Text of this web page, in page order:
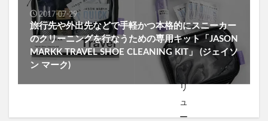
2017-07-29
旅行先や外出先などで手軽かつ本格的にスニーカー
のクリーニングを行なうための専用キット「JASON
MARKK TRAVEL SHOE CLEANING KIT」 (ジェイソ
ン マーク)